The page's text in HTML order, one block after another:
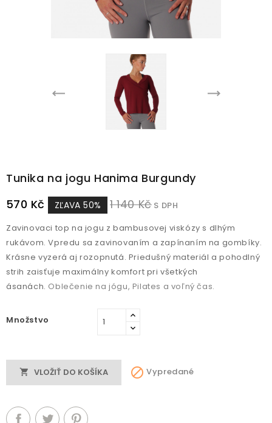
Tunika na jogu Hanima Burgundy
570 Kč
ZĽAVA 50% 1 140 Kč S DPH
Zavinovaci top na jogu z bambusovej viskózy s dlhým
rukávom. Vpredu sa zavinovaním a zapínaním na gombíky.
Krásne vyzerá aj rozopnutá. Priedušný materiál a pohodlný
strih zaisťuje maximálny komfort pri všetkých
ásanách. Oblečenie na jógu, Pilates a voľný čas.
Množstvo
 VLOŽIŤ DO KOŠÍKA  Vypredané